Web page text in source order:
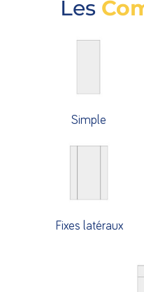
Les
Simple
Fixes latéraux